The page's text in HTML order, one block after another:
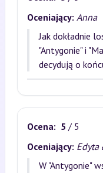
Oceniający: Anna
Jak dokładnie
"Antygonie" i
decydują o
Ocena: 5 / 5
Oceniający: Edyta
W "Antygonie"